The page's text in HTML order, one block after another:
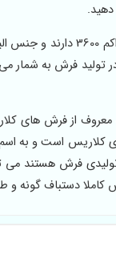
فرش هایی که بافت
فرش به شمار
از فرش های
کلاریس است و به
فرش هستند
کاملا دستباف گونه و